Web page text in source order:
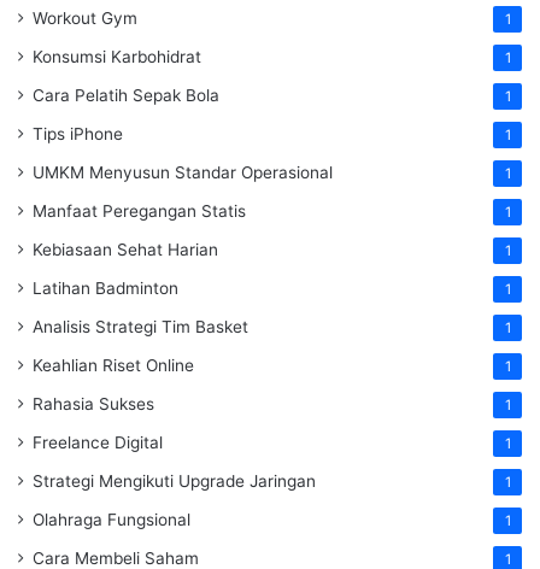
Workout Gym 1
Konsumsi Karbohidrat 1
Cara Pelatih Sepak Bola 1
Tips iPhone 1
UMKM Menyusun Standar Operasional 1
Manfaat Peregangan Statis 1
Kebiasaan Sehat Harian 1
Latihan Badminton 1
Analisis Strategi Tim Basket 1
Keahlian Riset Online 1
Rahasia Sukses 1
Freelance Digital 1
Strategi Mengikuti Upgrade Jaringan 1
Olahraga Fungsional 1
Cara Membeli Saham 1